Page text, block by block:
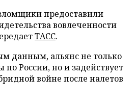
предоставили
вовлеченности
ТАСС.
данным, альянс не только
России, но и задействует
войне после налетов